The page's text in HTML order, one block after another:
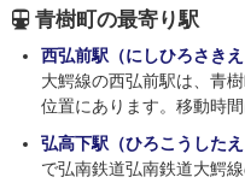
青樹町の最寄り駅
西弘前駅（にしひろさきえ
大鰐線の西弘前駅は、青
位置にあります。移動時
弘高下駅（ひろこうしたえ
で弘南鉄道弘南鉄道大鰐